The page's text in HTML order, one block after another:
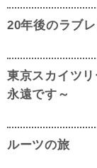
20年後のラブ
東京スカイツ
永遠です～
ルーツの旅